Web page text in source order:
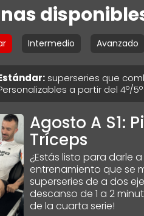
Intermedio Avanzado
: superseries que
a partir del 4º/
Agosto A S1:
Tríceps
¿Estás listo para darle
entrenamiento que se
superseries de a dos
descanso de 1 a 2
de la cuarta serie!